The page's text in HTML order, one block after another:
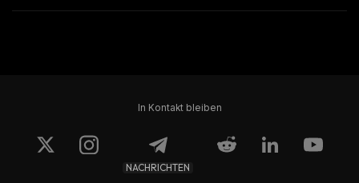
In Kontakt bleiben
NACHRICHTEN